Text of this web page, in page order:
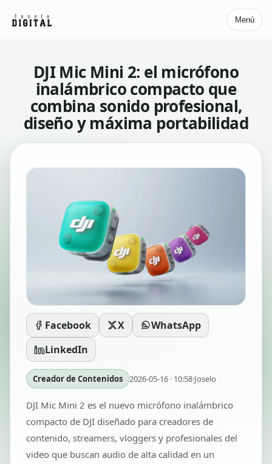
Menú
DJI Mic Mini 2: el micrófono
inalámbrico compacto que
combina sonido profesional,
diseño y máxima portabilidad
Facebook X
WhatsApp
LinkedIn
Creador de Contenidos 2026-05-16 · 10:58·Joselo
DJI Mic Mini 2 es el nuevo micrófono inalámbrico
compacto de DJI diseñado para creadores de
contenido, streamers, vloggers y profesionales del
video que buscan audio de alta calidad en un